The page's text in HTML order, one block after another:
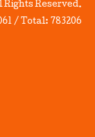
Rights Reserved.
/ Total: 783206